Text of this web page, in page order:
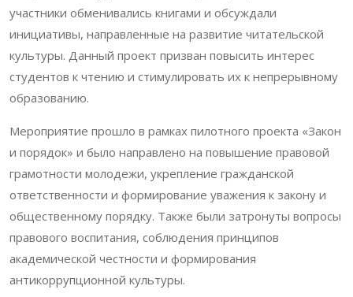
участники обменивались книгами и обсуждали
инициативы, направленные на развитие читательской
культуры. Данный проект призван повысить интерес
студентов к чтению и стимулировать их к непрерывному
образованию.
Мероприятие прошло в рамках пилотного проекта «Закон
и порядок» и было направлено на повышение правовой
грамотности молодежи, укрепление гражданской
ответственности и формирование уважения к закону и
общественному порядку. Также были затронуты вопросы
правового воспитания, соблюдения принципов
академической честности и формирования
антикоррупционной культуры.